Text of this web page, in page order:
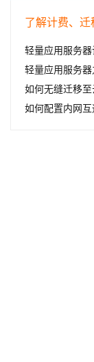
了解计费、
轻量应用服务
轻量应用服务
如何无缝迁移
如何配置内网互